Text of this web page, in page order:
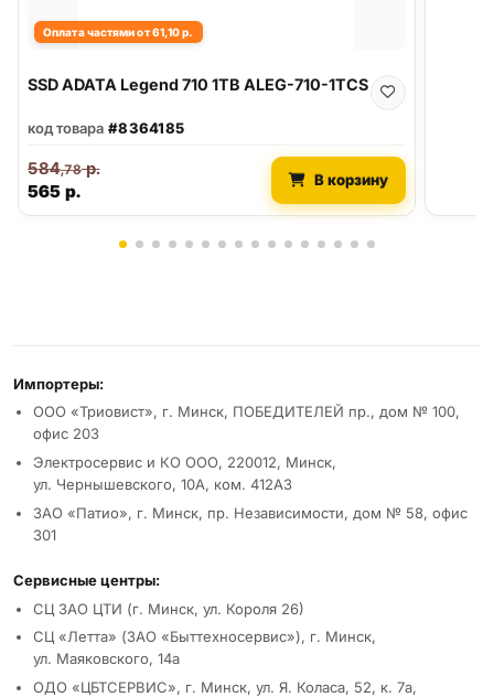
Оплата частями от 61,10 р.
SSD ADATA Legend 710 1TB ALEG-710-1TCS
код товара #8364185
565 р.
584,78р.
В корзину
Реквизиты и условия
Импортеры:
ООО «Триовист», г. Минск, ПОБЕДИТЕЛЕЙ пр., дом № 100,
офис 203
Электросервис и КО ООО, 220012, Минск,
ул. Чернышевского, 10А, ком. 412А3
ЗАО «Патио», г. Минск, пр. Независимости, дом № 58, офис
301
Сервисные центры:
СЦ ЗАО ЦТИ (г. Минск, ул. Короля 26)
СЦ «Летта» (ЗАО «Быттехносервис»), г. Минск,
ул. Маяковского, 14а
ОДО «ЦБТСЕРВИС», г. Минск, ул. Я. Коласа, 52, к. 7а,